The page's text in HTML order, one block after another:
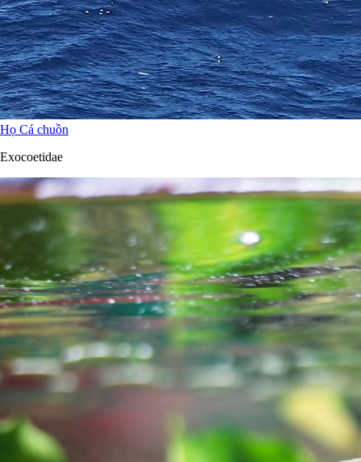
Họ Cá chuồn
Exocoetidae